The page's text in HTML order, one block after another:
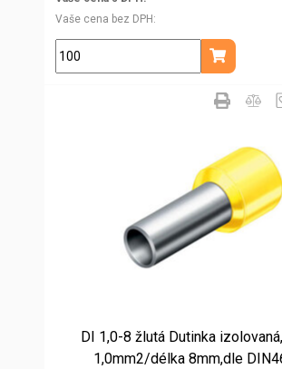
Vaše cena bez DPH
ks
Přidat do
DI 1,0-8 žlutá Dutinka
1,0mm2/délka 8mm,dle